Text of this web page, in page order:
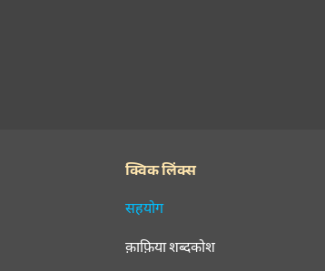
क्विक लिंक्स
सहयोग
क़ाफ़िया शब्दकोश